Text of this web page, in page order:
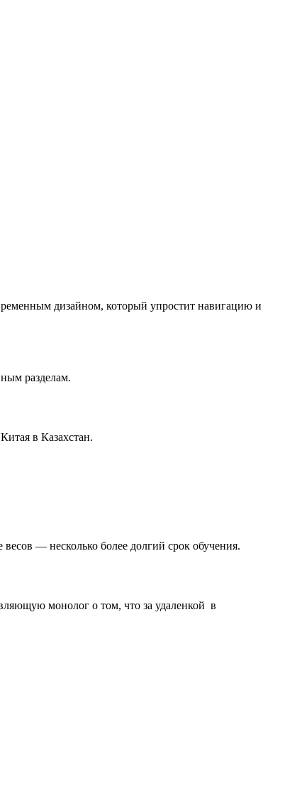
дизайном, который упростит навигацию и
разделам.
в Казахстан.
— несколько более долгий срок обучения.
монолог о том, что за удаленкой в